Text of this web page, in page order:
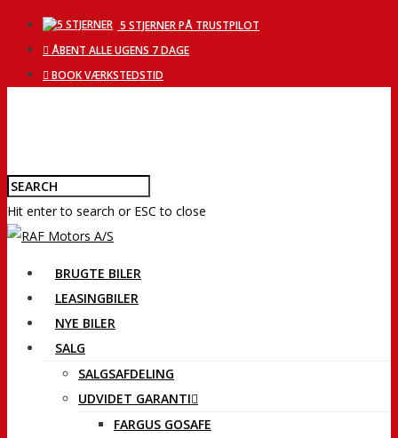
5 STJERNER PÅ TRUSTPILOT
ÅBENT ALLE UGENS 7 DAGE
BOOK VÆRKSTEDSTID
Hit enter to search or ESC to close
BRUGTE BILER
LEASINGBILER
NYE BILER
SALG
SALGSAFDELING
UDVIDET GARANTI
FARGUS GOSAFE